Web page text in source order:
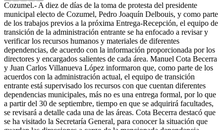
Cozumel.- A diez de días de la toma de protesta del presidente
municipal electo de Cozumel, Pedro Joaquín Delbouis, y como parte
de los trabajos previos a la próxima Entrega-Recepción, el equipo de
transición de la administración entrante se ha enfocado a revisar y
verificar los recursos humanos y materiales de diferentes
dependencias, de acuerdo con la información proporcionada por los
directores y encargados salientes de cada área. Manuel Cota Becerra
y Juan Carlos Villanueva López informaron que, como parte de los
acuerdos con la administración actual, el equipo de transición
entrante está supervisado los recursos con que cuentan diferentes
dependencias municipales, más no es una entrega formal, por lo que
a partir del 30 de septiembre, tiempo en que se adquirirá facultades,
se revisará a detalle cada una de las áreas. Cota Becerra destacó que
se ha visitado la Secretaría General, para conocer la situación que